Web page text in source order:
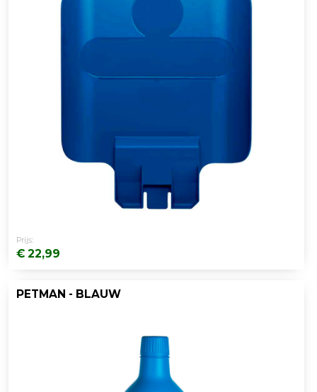
Prijs:
€ 22,99
PETMAN - BLAUW